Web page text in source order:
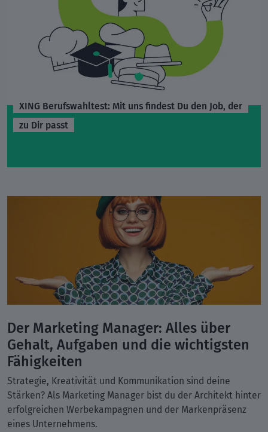
XING Berufswahltest: Mit uns findest Du den Job, der
zu Dir passt
Der Marketing Manager: Alles über
Gehalt, Aufgaben und die wichtigsten
Fähigkeiten
Strategie, Kreativität und Kommunikation sind deine
Stärken? Als Marketing Manager bist du der Architekt hinter
erfolgreichen Werbekampagnen und der Markenpräsenz
eines Unternehmens.